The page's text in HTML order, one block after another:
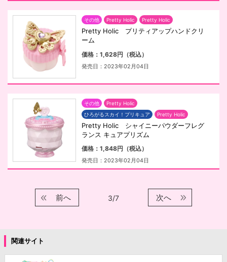
その他 Pretty Holic Pretty Holic
Pretty Holic プリティアップハンドクリ
ーム
価格：1,628円（税込）
発売日：2023年02月04日
その他
Pretty Holic
ひろがるスカイ！プリキュア
Pretty Holic
Pretty Holic シャイニーパウダーフレグ
ランス キュアプリズム
価格：1,848円（税込）
発売日：2023年02月04日
3/7
前へ 次へ
関連サイト